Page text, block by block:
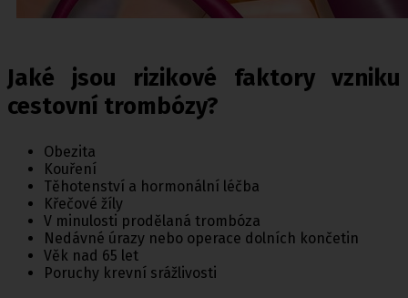
Jaké jsou rizikové faktory vzniku
cestovní trombózy?
Obezita
Kouření
Těhotenství a hormonální léčba
Křečové žíly
V minulosti prodělaná trombóza
Nedávné úrazy nebo operace dolních končetin
Věk nad 65 let
Poruchy krevní srážlivosti